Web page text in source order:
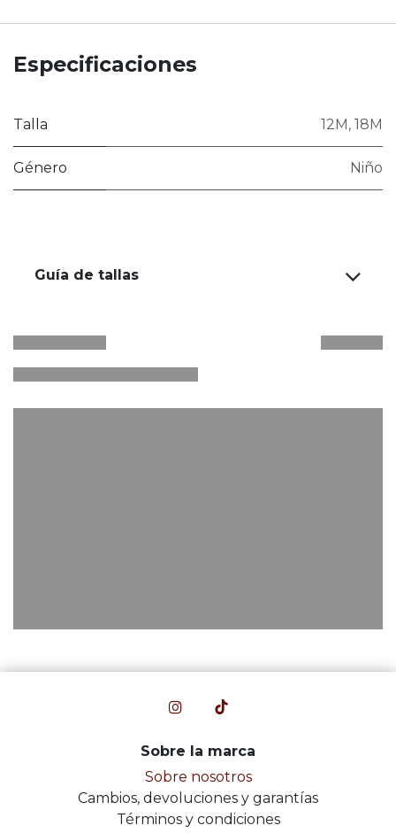
Especificaciones
Talla 12M, 18M
Género Niño
Guía de tallas
Sobre la marca
Sobre nosotros
Cambios, devoluciones y garantías
Términos y condiciones